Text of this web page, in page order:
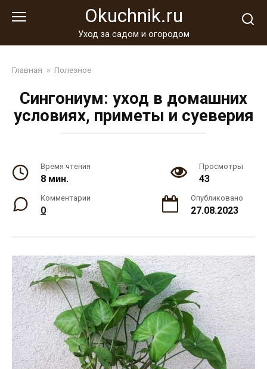
Okuchnik.ru
Уход за садом и огородом
Главная » Полезное
Сингониум: уход в домашних
условиях, приметы и суеверия
Время чтения
8 мин.
Просмотры
43
Комментарии
0
Опубликовано
27.08.2023